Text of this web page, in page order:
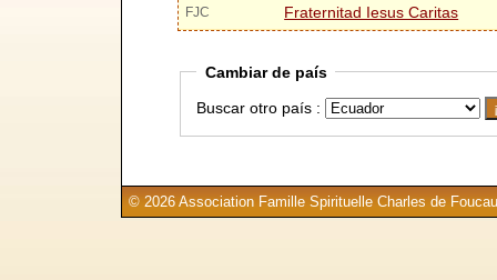
FJC Fraternitad Iesus Caritas
Cambiar de país
Buscar otro país :
© 2026 Association Famille Spirituelle Charles de